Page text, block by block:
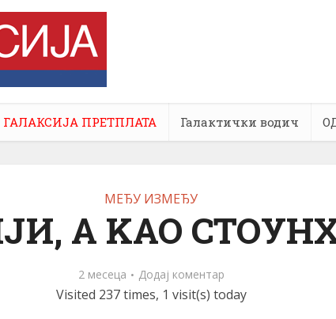
ГАЛАКСИЈА ПРЕТПЛАТА Галактички водич
МЕЂУ ИЗМЕЂУ
А KАО
2 месеца Додај коментар
Visited 237 times, 1 visit(s) today